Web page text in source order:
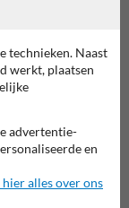
technieken. Naast
werkt, plaatsen
advertentie-
en
hier alles over ons